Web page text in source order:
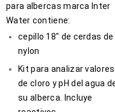
para albercas marca Inter
Water contiene:
cepillo 18″ de cerdas de
nylon
Kit para analizar valores
de cloro y pH del agua
su alberca. Incluye